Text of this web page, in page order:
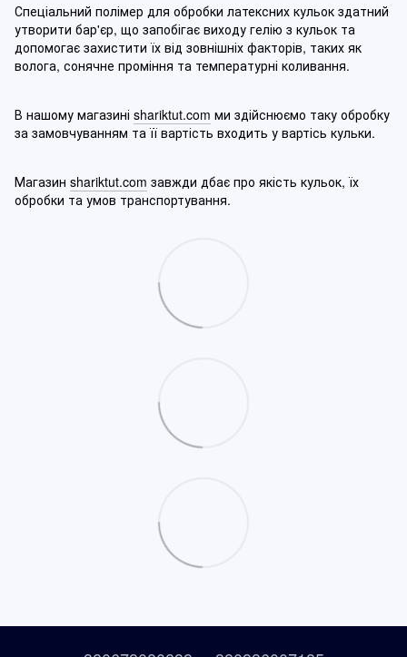
Спеціальний полімер для обробки латексних кульок здатний
утворити бар'єр, що запобігає виходу гелію з кульок та
допомогає захистити їх від зовнішніх факторів, таких як
волога, сонячне проміння та температурні коливання.
В нашому магазині shariktut.com ми здійснюємо таку обробку
за замовчуванням та її вартість входить у вартісь кульки.
Магазин shariktut.com завжди дбає про якість кульок, їх
обробки та умов транспортування.